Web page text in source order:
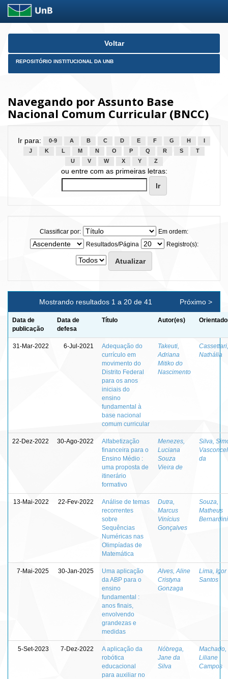
Skip
Voltar
REPOSITÓRIO INSTITUCIONAL DA UNB
Navegando por Assunto Base
Nacional Comum Curricular (BNCC)
Ir para: 0-9 A B C D E F G H
J
K L M N O P Q R S
T
U
V W X Y Z
ou entre com as primeiras letras:
Classificar por:
Em ordem:
Resultados/Página
Registro(s):
Mostrando resultados 1 a 20 de 41 Próximo >
Data de
publicação
Data de
defesa
Título Autor(es)
31-Mar-2022 6-Jul-2021
Adequação do
currículo em
movimento do
Distrito Federal
para os anos
iniciais do
ensino
fundamental à
base nacional
comum curricular
Takeuti,
Adriana
Mitiko do
Nascimento
Cassettari,
Nathália
22-Dez-2022 30-Ago-2022
Alfabetização
financeira para o
Ensino Médio :
uma proposta de
itinerário
formativo
Menezes,
Luciana
Souza
Vieira de
Silva,
da
13-Mai-2022 22-Fev-2022
Análise de temas
recorrentes
sobre
Sequências
Numéricas nas
Olimpíadas de
Matemática
Dutra,
Marcus
Vinícius
Gonçalves
Souza,
Matheus
7-Mai-2025 30-Jan-2025
Uma aplicação
da ABP para o
ensino
fundamental :
anos finais,
envolvendo
grandezas e
medidas
Alves, Aline
Cristyna
Gonzaga
Lima, Igor
Santos
5-Set-2023 7-Dez-2022
A aplicação da
robótica
educacional
para auxiliar no
Nóbrega,
Jane da
Silva
Machado,
Liliane
Campos